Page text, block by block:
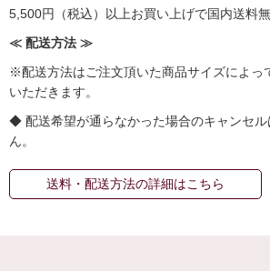
5,500円（税込）以上お買い上げで国内送料無
≪ 配送方法 ≫
※配送方法はご注文頂いた商品サイズによっ
いただきます。
◆ 配送希望が通らなかった場合のキャンセ
ん。
送料・配送方法の詳細はこちら